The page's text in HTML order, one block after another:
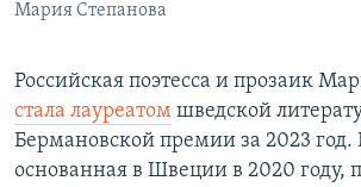
Все сайты РСЕ/РС
Мария Степанова
Российская поэтесса и прозаик
стала лауреатом шведской
Бермановской премии за 2023
основанная в Швеции в 2020 году,